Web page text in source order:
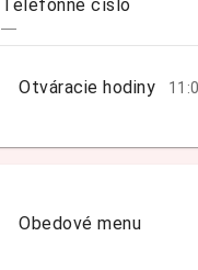
Telefónne číslo
—
Otváracie hodiny
Obedové menu